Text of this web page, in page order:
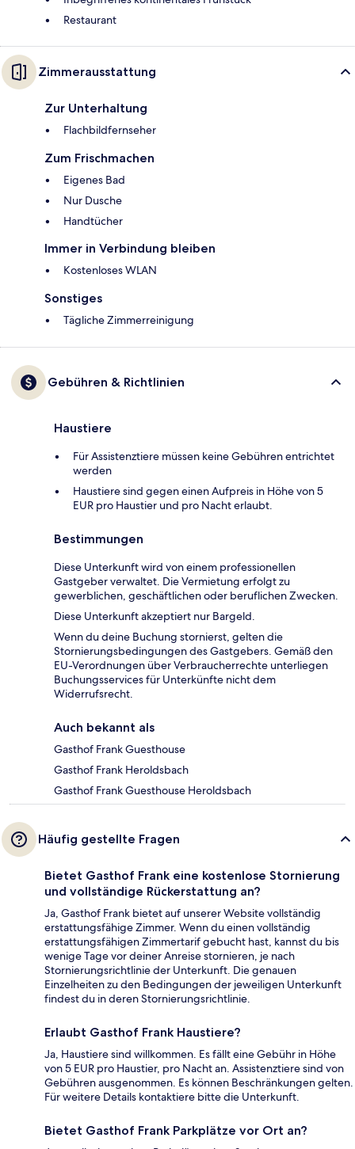
Restaurant
Zimmerausstattung
Zur Unterhaltung
Flachbildfernseher
Zum Frischmachen
Eigenes Bad
Nur Dusche
Handtücher
Immer in Verbindung bleiben
Kostenloses WLAN
Sonstiges
Tägliche Zimmerreinigung
Gebühren & Richtlinien
Haustiere
Für Assistenztiere müssen keine Gebühren entrichtet
werden
Haustiere sind gegen einen Aufpreis in Höhe von 5
EUR pro Haustier und pro Nacht erlaubt.
Bestimmungen
Diese Unterkunft wird von einem professionellen
Gastgeber verwaltet. Die Vermietung erfolgt zu
gewerblichen, geschäftlichen oder beruflichen Zwecken.
Diese Unterkunft akzeptiert nur Bargeld.
Wenn du deine Buchung stornierst, gelten die
Stornierungsbedingungen des Gastgebers. Gemäß den
EU-Verordnungen über Verbraucherrechte unterliegen
Buchungsservices für Unterkünfte nicht dem
Widerrufsrecht.
Auch bekannt als
Gasthof Frank Guesthouse
Gasthof Frank Heroldsbach
Gasthof Frank Guesthouse Heroldsbach
Häufig gestellte Fragen
Bietet Gasthof Frank eine kostenlose Stornierung
und vollständige Rückerstattung an?
Ja, Gasthof Frank bietet auf unserer Website vollständig
erstattungsfähige Zimmer. Wenn du einen vollständig
erstattungsfähigen Zimmertarif gebucht hast, kannst du bis
wenige Tage vor deiner Anreise stornieren, je nach
Stornierungsrichtlinie der Unterkunft. Die genauen
Einzelheiten zu den Bedingungen der jeweiligen Unterkunft
findest du in deren Stornierungsrichtlinie.
Erlaubt Gasthof Frank Haustiere?
Ja, Haustiere sind willkommen. Es fällt eine Gebühr in Höhe
von 5 EUR pro Haustier, pro Nacht an. Assistenztiere sind von
Gebühren ausgenommen. Es können Beschränkungen gelten.
Für weitere Details kontaktiere bitte die Unterkunft.
Bietet Gasthof Frank Parkplätze vor Ort an?